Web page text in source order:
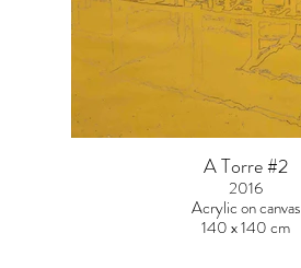
A Torre #2
2016
Acrylic on canvas
140 x 140 cm